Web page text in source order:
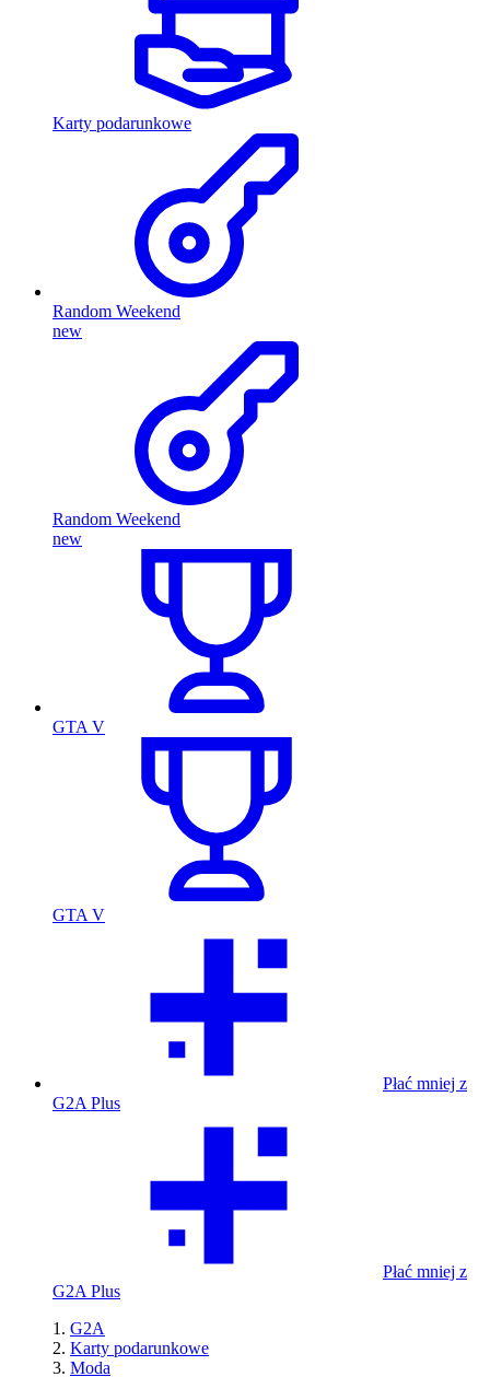
Karty podarunkowe
Random Weekend
new
Random Weekend
new
GTA V
GTA V
Płać mniej z
G2A Plus
Płać mniej z
G2A Plus
G2A
Karty podarunkowe
Moda